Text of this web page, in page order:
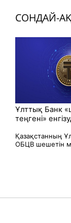
СОНДАЙ-
Ұлттық Банк
теңгені»
Қазақстанның
ОБЦВ шешетін